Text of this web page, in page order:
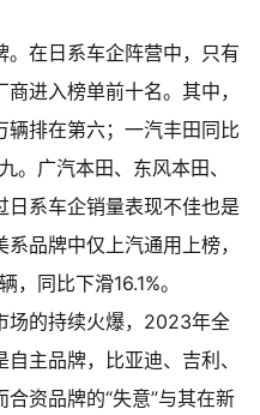
在日系车企阵营中，只有
进入榜单前十名。其中，
辆排在第六；一汽丰田同比
。广汽本田、东风本田、
日系车企销量表现不佳也是
品牌中仅上汽通用上榜，
同比下滑16.1%。
场的持续火爆，2023年全
主品牌，比亚迪、吉利、
资品牌的“失意”与其在新